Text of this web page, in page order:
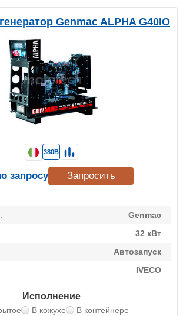
Genmac ALPHA G40IO
Genmac
32 кВт
Автозапуск
IVECO
Исполнение
В кожухе В контейнере
380В
запросу Запросить